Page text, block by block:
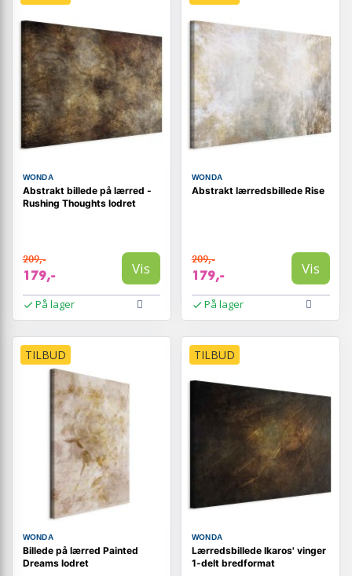
WONDA
Abstrakt billede på lærred -
Rushing Thoughts lodret
209,-
179,- Vis
På lager
WONDA
Abstrakt lærredsbillede Rise
209,-
179,- Vis
På lager
TILBUD
WONDA
Billede på lærred Painted
Dreams lodret
TILBUD
WONDA
Lærredsbillede Ikaros' vinger
1-delt bredformat